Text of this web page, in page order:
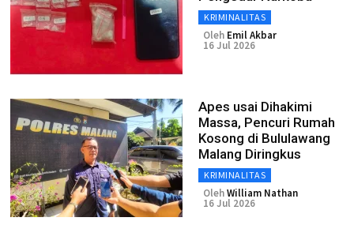
KRIMINALITAS
Oleh Emil Akbar
16 Jul 2026
Apes usai Dihakimi
Massa, Pencuri Rumah
Kosong di Bululawang
Malang Diringkus
KRIMINALITAS
OlehWilliam Nathan
16 Jul 2026